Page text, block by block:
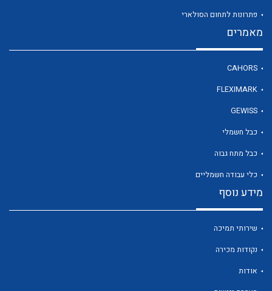
פתרונות לתחום הסולארי
מאמרים
CAHORS
FLEXIMARK
GEWISS
כבל חשמלי
כבל מתח גבוה
כלי עבודה חשמליים
מידע נוסף
שירותי תמיכה
נקודות מכירה
אודות